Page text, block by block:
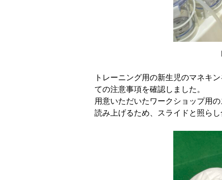
トレーニング用の新生児のマネキ
ての注意事項を確認しました。
用意いただいたワークショップ用
読み上げるため、スライドと照ら